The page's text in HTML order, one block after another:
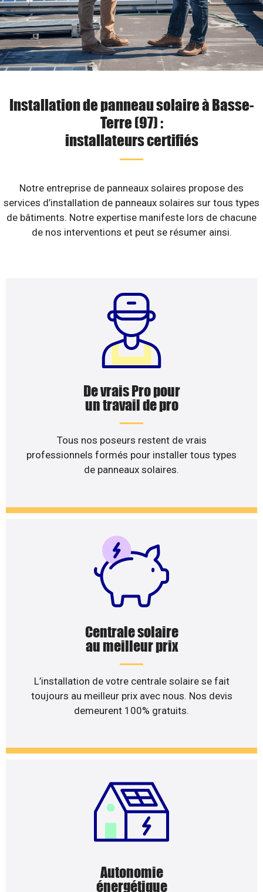
Installation de panneau solaire à Basse-
Terre (97) :
installateurs certifiés
Notre entreprise de panneaux solaires propose des
services d’installation de panneaux solaires sur tous types
de bâtiments. Notre expertise manifeste lors de chacune
de nos interventions et peut se résumer ainsi.
De vrais Pro pour
un travail de pro
Tous nos poseurs restent de vrais
professionnels formés pour installer tous types
de panneaux solaires.
Centrale solaire
au meilleur prix
L’installation de votre centrale solaire se fait
toujours au meilleur prix avec nous. Nos devis
demeurent 100% gratuits.
Autonomie
énergétique